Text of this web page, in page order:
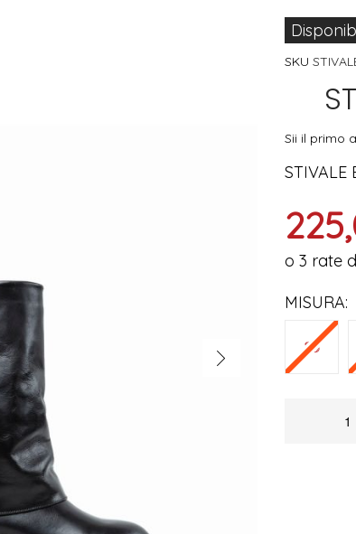
SKU
Sii il primo
STIVALE
MISURA